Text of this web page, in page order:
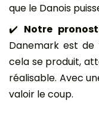
que le Danois
✔️ Notre
Danemark est de
cela se produit,
réalisable. Avec
valoir le coup.